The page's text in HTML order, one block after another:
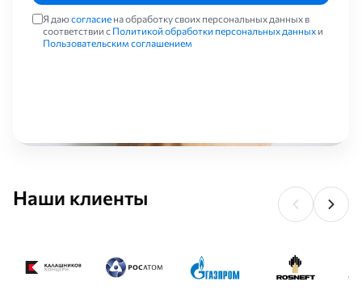
коррозии.
Где используют
или разборные конструкции. При проектировании любого
здания закладывают изделия из металла. В промышленной
техники. При конструировании резервуаров, бассейнов
используют изделия из металла. В повседневной жизни
Я даюсогласие на обработку своих персональных данных в
соответствии с Политикой обработки персональных данных и
Пользовательским соглашением
Наши клиенты